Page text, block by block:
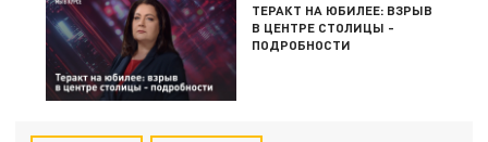
ТЕРАКТ НА ЮБИЛЕЕ: ВЗРЫВ
В ЦЕНТРЕ СТОЛИЦЫ -
ПОДРОБНОСТИ